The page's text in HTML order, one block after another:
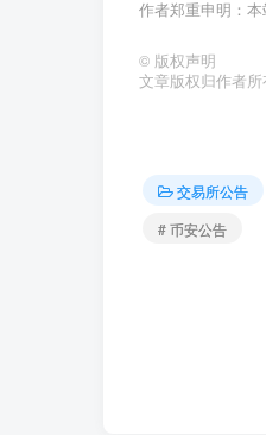
作者郑重申明：
© 版权声明
文章版权归作者所
交易所公告
# 币安公告